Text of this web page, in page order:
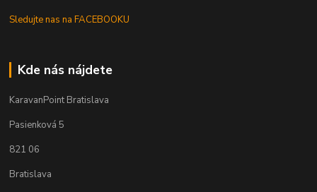
Sledujte nas na FACEBOOKU
Kde nás nájdete
KaravanPoint Bratislava
Pasienková 5
821 06
Bratislava